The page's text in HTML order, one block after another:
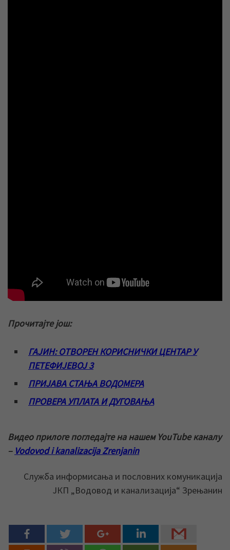
Прочитајте још:
ГАЈИН: ОТВОРЕН КОРИСНИЧКИ ЦЕНТАР У
ПЕТЕФИЈЕВОЈ 3
ПРИЈАВА СТАЊА ВОДОМЕРА
ПРОВЕРА УПЛАТА И ДУГОВАЊА
Видео прилоге погледајте на нашем YouTube каналу
– Vodovod i kanalizacija Zrenjanin
Служба информисања и пословних комуникација
ЈКП „Водовод и канализација“ Зрењанин